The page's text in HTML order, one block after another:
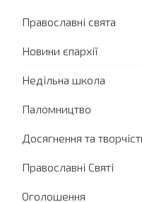
Православні свята
Новини єпархії
Недільна школа
Паломництво
Досягнення та
Православні Святі
Оголошення